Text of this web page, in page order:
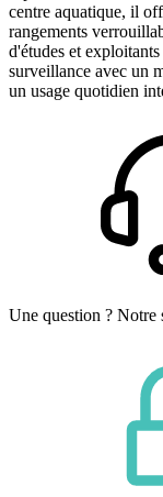
centre aquatique, il
rangements
d'études et
surveillance avec un
un usage quotidien
Une question ? Notre